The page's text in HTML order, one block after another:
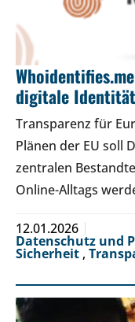
digitale Identität
Transparenz für
Plänen der EU soll
zentralen
Online-Alltags
12.01.2026
Datenschutz und
Sicherheit ,